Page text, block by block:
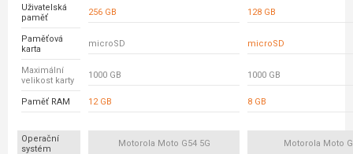
Uživatelská
paměť
256 GB 128 GB
Paměťová
karta
microSD microSD
Maximální
velikost karty
1000 GB 1000 GB
Paměť RAM 12 GB 8 GB
Operační
systém
Motorola Moto G54 5G Motorola Moto